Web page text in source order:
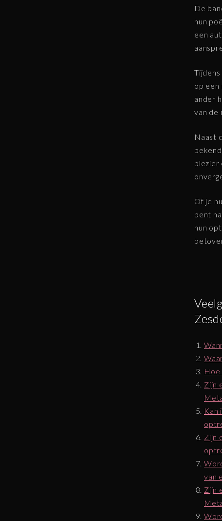
De
hun
een
op een
ander
van de
Naast
plezier
Of je
bent
hun
Hoe
Zijn
Kan
Zijn
van
Zijn